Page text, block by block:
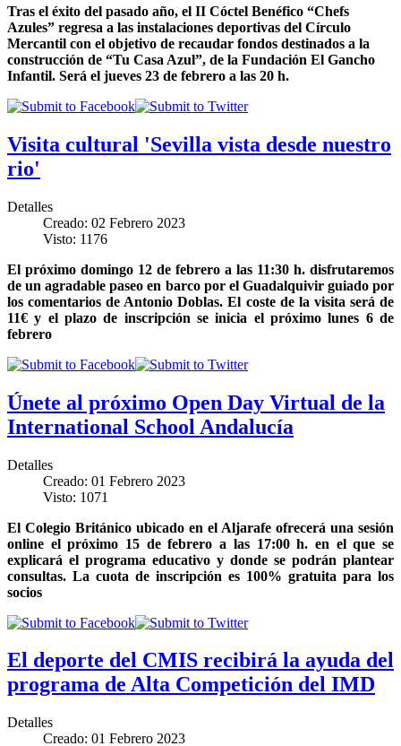
Tras el éxito del pasado año, el II Cóctel Benéfico “Chefs
Azules” regresa a las instalaciones deportivas del Círculo
Mercantil con el objetivo de recaudar fondos destinados a la
construcción de “Tu Casa Azul”, de la Fundación El Gancho
Infantil. Será el jueves 23 de febrero a las 20 h.
Visita cultural 'Sevilla vista desde nuestro
rio'
Detalles
Creado: 02 Febrero 2023
Visto: 1176
El próximo domingo 12 de febrero a las 11:30 h. disfrutaremos
de un agradable paseo en barco por el Guadalquivir guiado por
los comentarios de Antonio Doblas. El coste de la visita será de
11€ y el plazo de inscripción se inicia el próximo lunes 6 de
febrero
Únete al próximo Open Day Virtual de la
International School Andalucía
Detalles
Creado: 01 Febrero 2023
Visto: 1071
El Colegio Británico ubicado en el Aljarafe ofrecerá una sesión
online el próximo 15 de febrero a las 17:00 h. en el que se
explicará el programa educativo y donde se podrán plantear
consultas. La cuota de inscripción es 100% gratuita para los
socios
El deporte del CMIS recibirá la ayuda del
programa de Alta Competición del IMD
Detalles
Creado: 01 Febrero 2023